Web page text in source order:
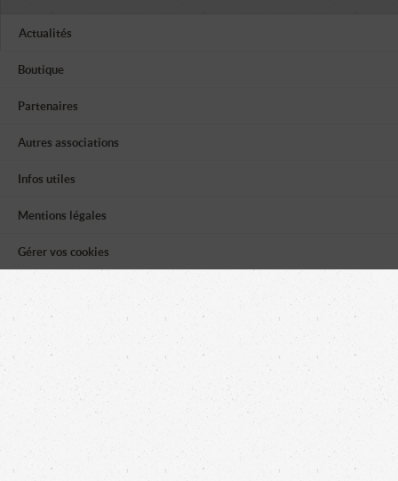
Actualités
Boutique
Partenaires
Autres associations
Infos utiles
Mentions légales
Gérer vos cookies